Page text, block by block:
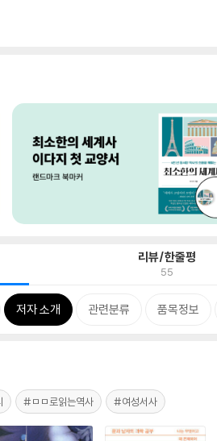
리뷰/한줄평
55
저자 소개 관련분류 품목정보
#ㅁㅁ로읽는역사 #여성서사